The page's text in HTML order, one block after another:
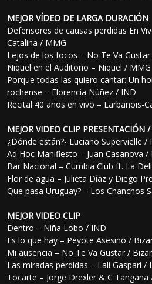
MEJOR VÍDEO DE LARGA DURACIÓN
Defensores de causas perdidas En
Catalina / MMG
Lejos de los focos – No Te Va
Niquel en el Auditorio – Niquel / MMG
Porque todas las quiero cantar: Un
rochense – Florencia Núñez / IND
Recital 40 años en vivo – Larbanois-
MEJOR VIDEO CLIP PRESENTACIÓN
¿Dónde están?- Luciano Supervielle /
Ad Hoc Manifiesto – Juan Casanova /
Bar Nacional – Cumbia Club ft. La
Flor de agua – Julieta Díaz y Diego
Que pasa Uruguay? – Los Chanchos
MEJOR VIDEO CLIP
Dentro – Niña Lobo / IND
Es lo que hay – Peyote Asesino /
Mi ausencia – No Te Va Gustar /
Las miradas perdidas – Lali Gaspari /
Tocarte – Jorge Drexler & C Tangana